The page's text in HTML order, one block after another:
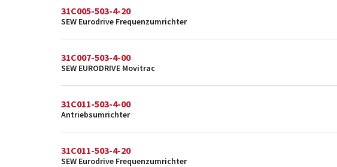
31C005-503-4-20
SEW Eurodrive Frequenzumrichter
31C007-503-4-00
SEW EURODRIVE Movitrac
31C011-503-4-00
Antriebsumrichter
31C011-503-4-20
SEW Eurodrive Frequenzumrichter